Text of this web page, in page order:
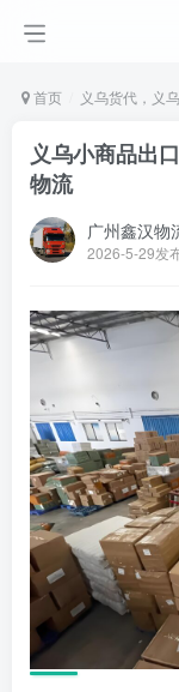
首页 义乌货代，义
义乌小商品出
物流
广州鑫汉物
2026-5-29发